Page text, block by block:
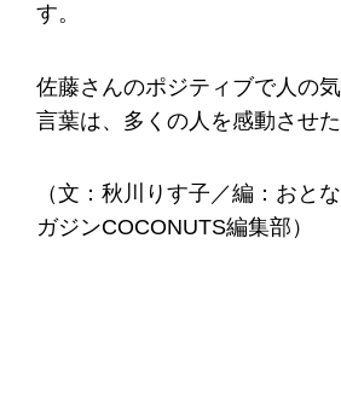
す。
佐藤さんのポジティブで人の
言葉は、多くの人を感動させた
（文：秋川りす子／編：おと
ガジンCOCONUTS編集部）